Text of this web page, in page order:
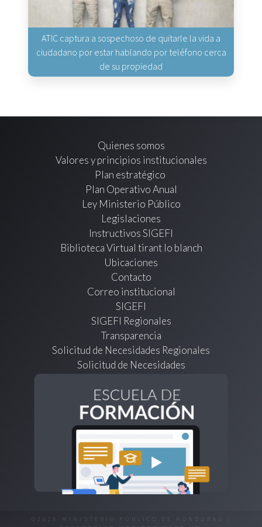
ATIC captura a sospechoso de quitarle la vida a
ciudadano por estar hablando por teléfono cerca
de su propiedad
Quienes somos
Valores y principios institucionales
Plan estratégico
Plan Operativo Anual
Ley Ministerio Público
Legislaciones
Instructivos SIGEFI
Biblioteca Virtual tirant lo blanch
Ubicaciones
Contacto
Correo institucional
SIGEFI
SIGEFI Regionales
Transparencia
Solicitud de Necesidades Regionales
Solicitud de Necesidades
©2026 MINISTERIO PÚBLICO DE HONDURAS |